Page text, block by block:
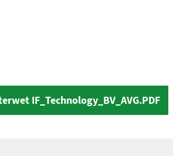
IF_Technology_BV_AVG.PDF